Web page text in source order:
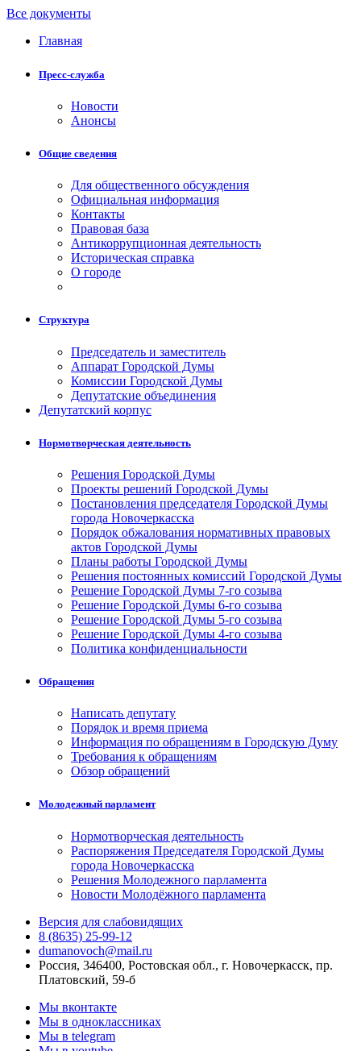
Все документы
Главная
Пресс-служба
Новости
Анонсы
Общие сведения
Для общественного обсуждения
Официальная информация
Контакты
Правовая база
Антикоррупционная деятельность
Историческая справка
О городе
Структура
Председатель и заместитель
Аппарат Городской Думы
Комиссии Городской Думы
Депутатские объединения
Депутатский корпус
Нормотворческая деятельность
Решения Городской Думы
Проекты решений Городской Думы
Постановления председателя Городской Думы
города Новочеркасска
Порядок обжалования нормативных правовых
актов Городской Думы
Планы работы Городской Думы
Решения постоянных комиссий Городской Думы
Решение Городской Думы 7-го созыва
Решение Городской Думы 6-го созыва
Решение Городской Думы 5-го созыва
Решение Городской Думы 4-го созыва
Политика конфиденциальности
Обращения
Написать депутату
Порядок и время приема
Информация по обращениям в Городскую Думу
Требования к обращениям
Обзор обращений
Молодежный парламент
Нормотворческая деятельность
Распоряжения Председателя Городской Думы
города Новочеркасска
Решения Молодежного парламента
Новости Молодёжного парламента
Версия для слабовидящих
8 (8635) 25-99-12
dumanovoch@mail.ru
Россия, 346400, Ростовская обл., г. Новочеркасск, пр.
Платовский, 59-б
Мы вконтакте
Мы в одноклассниках
Мы в telegram